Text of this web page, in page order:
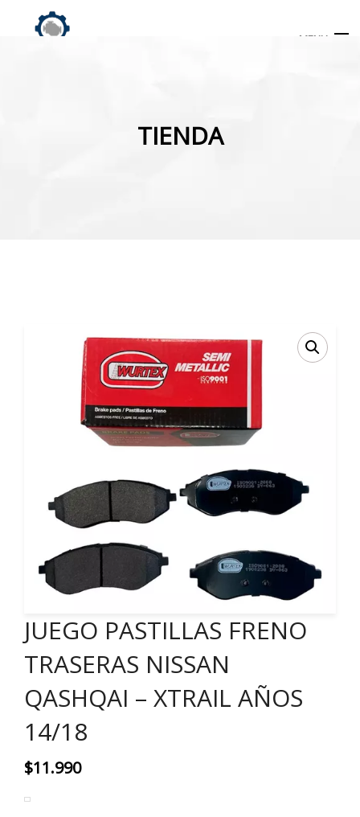
MENU
TIENDA
JUEGO PASTILLAS FRENO
TRASERAS NISSAN
QASHQAI – XTRAIL AÑOS
14/18
$11.990